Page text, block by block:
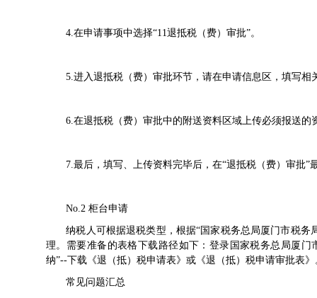
4.在申请事项中选择“11退抵税（费）审批”。
5.进入退抵税（费）审批环节，请在申请信息区，填写相
6.在退抵税（费）审批中的附送资料区域上传必须报送的
7.最后，填写、上传资料完毕后，在“退抵税（费）审批”
No.2 柜台申请
纳税人可根据退税类型，根据“国家税务总局厦门市税务
理。需要准备的表格下载路径如下：登录国家税务总局厦门
纳”--下载《退（抵）税申请表》或《退（抵）税申请审批表》
常见问题汇总